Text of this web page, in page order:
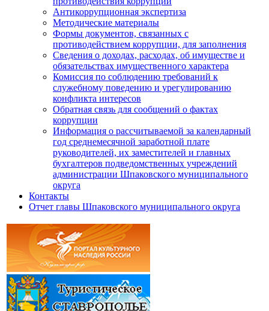
Антикоррупционная экспертиза
Методические материалы
Формы документов, связанных с
противодействием коррупции, для заполнения
Сведения о доходах, расходах, об имуществе и
обязательствах имущественного характера
Комиссия по соблюдению требований к
служебному поведению и урегулированию
конфликта интересов
Обратная связь для сообщений о фактах
коррупции
Информация о рассчитываемой за календарный
год среднемесячной заработной плате
руководителей, их заместителей и главных
бухгалтеров подведомственных учреждений
администрации Шпаковского муниципального
округа
Контакты
Отчет главы Шпаковского муниципального округа